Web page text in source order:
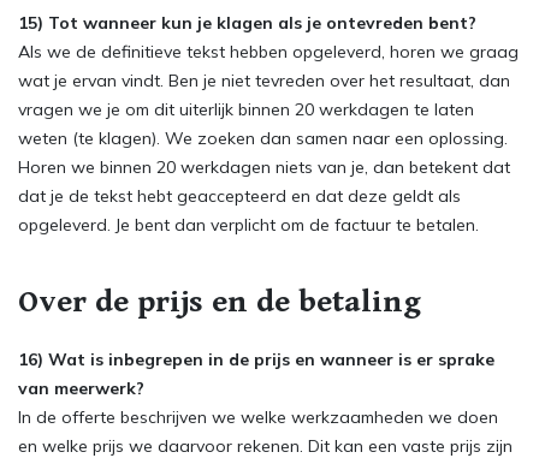
15) Tot wanneer kun je klagen als je ontevreden bent?
Als we de definitieve tekst hebben opgeleverd, horen we graag
wat je ervan vindt. Ben je niet tevreden over het resultaat, dan
vragen we je om dit uiterlijk binnen 20 werkdagen te laten
weten (te klagen). We zoeken dan samen naar een oplossing.
Horen we binnen 20 werkdagen niets van je, dan betekent dat
dat je de tekst hebt geaccepteerd en dat deze geldt als
opgeleverd. Je bent dan verplicht om de factuur te betalen.
Over de prijs en de betaling
16) Wat is inbegrepen in de prijs en wanneer is er sprake
van meerwerk?
In de offerte beschrijven we welke werkzaamheden we doen
en welke prijs we daarvoor rekenen. Dit kan een vaste prijs zijn